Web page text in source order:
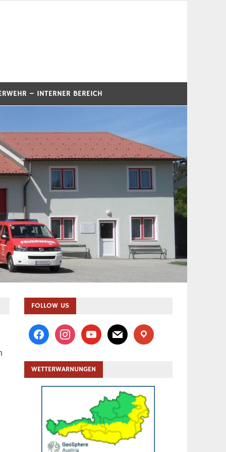
– INTERNER BEREICH
FOLLOW US
facebookinstagramyoutubemail location
WETTERWARNUNGEN